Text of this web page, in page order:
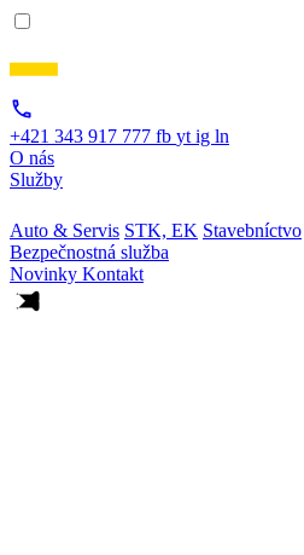
+421 343 917 777 fb yt ig ln
O nás
Služby
Auto & Servis STK, EK Stavebníctvo
Bezpečnostná služba
Novinky Kontakt